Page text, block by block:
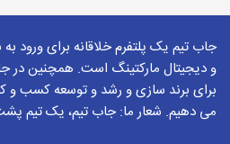
جاب تیم یک پلتفرم خلاقانه برای ورود به
و دیجیتال مارکتینگ است. همچنین در
برای برند سازی و رشد و توسعه کسب و
می دهیم. شعار ما: جاب تیم، یک تیم